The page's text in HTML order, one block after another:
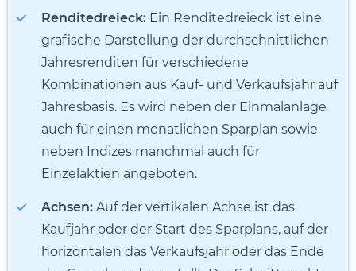
Renditedreieck: Ein Renditedreieck ist eine
grafische Darstellung der durchschnittlichen
Jahresrenditen für verschiedene
Kombinationen aus Kauf- und Verkaufsjahr auf
Jahresbasis. Es wird neben der Einmalanlage
auch für einen monatlichen Sparplan sowie
neben Indizes manchmal auch für
Einzelaktien angeboten.
Achsen: Auf der vertikalen Achse ist das
Kaufjahr oder der Start des Sparplans, auf der
horizontalen das Verkaufsjahr oder das Ende